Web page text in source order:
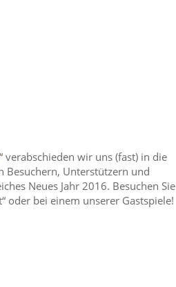
“ verabschieden wir uns (fast) in die
Besuchern, Unterstützern und
Neues Jahr 2016. Besuchen Sie
oder bei einem unserer Gastspiele!